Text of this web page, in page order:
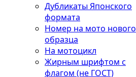
Дубликаты Японского
формата
Номер на мото нового
образца
На мотоцикл
Жирным шрифтом с
флагом (не ГОСТ)